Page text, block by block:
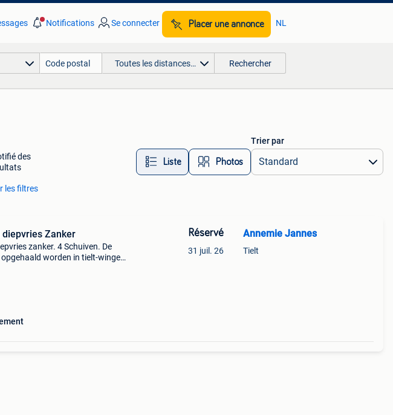
Notifications Se connecter Placer une annonce NL
Toutes les distances… Rechercher
des
Liste Photos
Trier par
les filtres
Zanker
zanker. 4 Schuiven. De
worden in tielt-winge
Réservé
31 juil. 26
Annemie Jannes
Tielt